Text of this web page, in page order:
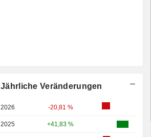
Jährliche Veränderungen
2026 -20,81 %
2025 +41,83 %